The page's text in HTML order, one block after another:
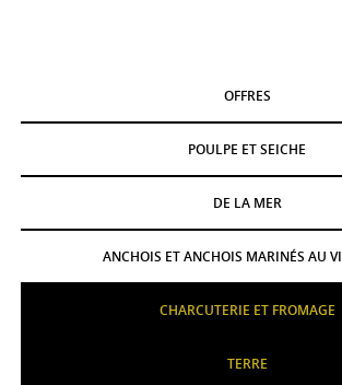
OFFRES
POULPE ET SEICHE
DE LA MER
ANCHOIS ET ANCHOIS MARINÉS AU
CHARCUTERIE ET FROMAGE
TERRE